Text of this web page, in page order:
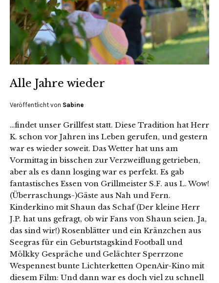
Alle Jahre wieder
Veröffentlicht von Sabine
…findet unser Grillfest statt. Diese Tradition hat Herr
K. schon vor Jahren ins Leben gerufen, und gestern
war es wieder soweit. Das Wetter hat uns am
Vormittag in bisschen zur Verzweiflung getrieben,
aber als es dann losging war es perfekt. Es gab
fantastisches Essen von Grillmeister S.F. aus L. Wow!
(Überraschungs-)Gäste aus Nah und Fern.
Kinderkino mit Shaun das Schaf (Der kleine Herr
J.P. hat uns gefragt, ob wir Fans von Shaun seien. Ja,
das sind wir!) Rosenblätter und ein Kränzchen aus
Seegras für ein Geburtstagskind Football und
Mölkky Gespräche und Gelächter Sperrzone
Wespennest bunte Lichterketten OpenAir-Kino mit
diesem Film: Und dann war es doch viel zu schnell